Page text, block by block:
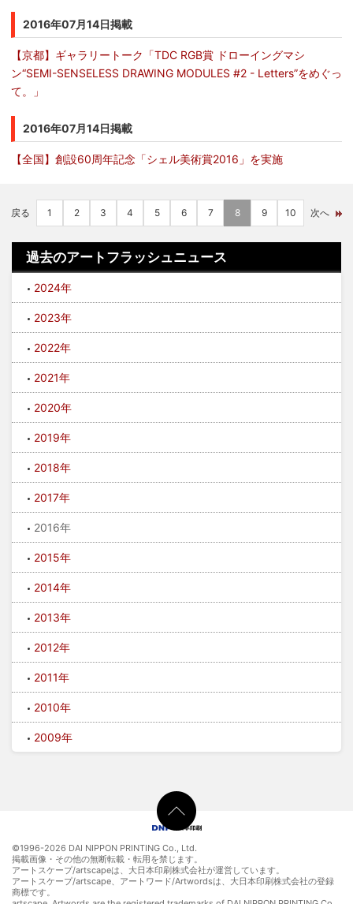
2016年07月14日掲載
【京都】ギャラリートーク「TDC RGB賞 ドローイングマシ
ン“SEMI-SENSELESS DRAWING MODULES #2 - Letters”をめぐっ
て。」
2016年07月14日掲載
【全国】創設60周年記念「シェル美術賞2016」を実施
戻る 1 2 3 4 5 6 7 8 9 10 次へ
過去のアートフラッシュニュース
2024年
2023年
2022年
2021年
2020年
2019年
2018年
2017年
2016年
2015年
2014年
2013年
2012年
2011年
2010年
2009年
©1996-2026 DAI NIPPON PRINTING Co., Ltd.
掲載画像・その他の無断転載・転用を禁じます。
アートスケープ/artscapeは、大日本印刷株式会社が運営しています。
アートスケープ/artscape、アートワード/Artwordsは、大日本印刷株式会社の登録
商標です。